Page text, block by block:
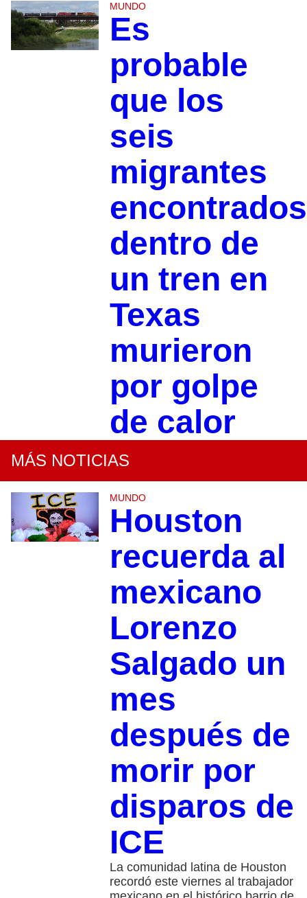
MUNDO
Es
probable
que los
seis
migrantes
encontrados
dentro de
un tren en
Texas
murieron
por golpe
de calor
MÁS NOTICIAS
MUNDO
Houston
recuerda al
mexicano
Lorenzo
Salgado un
mes
después de
morir por
disparos de
ICE
La comunidad latina de Houston
recordó este viernes al trabajador